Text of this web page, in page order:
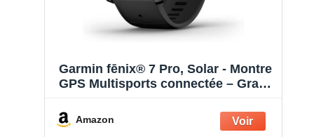
Garmin fēnix® 7 Pro, Solar - Montre
GPS Multisports connectée – Gray
Amazon